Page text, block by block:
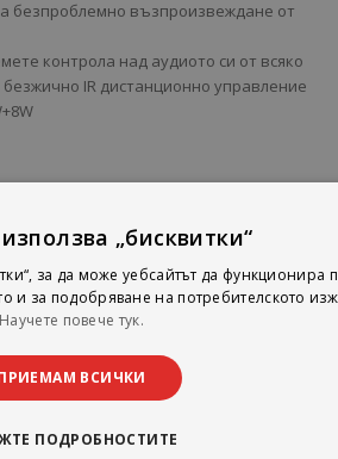
безпроблемно възпроизвеждане от
контрола над аудиото си от всяко
IR дистанционно управление
interface supports USB audio bitrate
„бисквитки“
за да може уебсайтът да функционира
и за подобряване на потребителското
Научете повече тук.
ВСИЧКИ
ПОДРОБНОСТИТЕ